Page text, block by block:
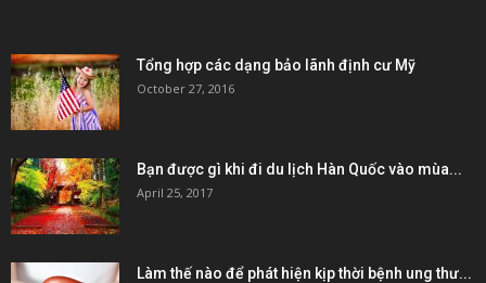
Tổng hợp các dạng bảo lãnh định cư Mỹ
October 27, 2016
Bạn được gì khi đi du lịch Hàn Quốc vào mùa...
April 25, 2017
Làm thế nào để phát hiện kịp thời bệnh ung thư...